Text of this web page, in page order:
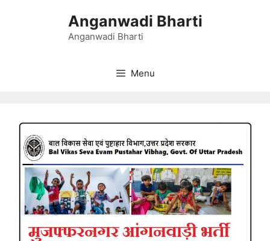
Anganwadi Bharti
Anganwadi Bharti
Menu